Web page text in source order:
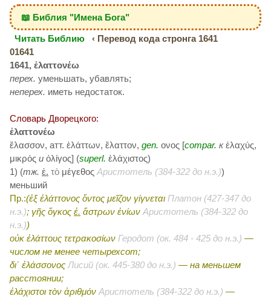
📖 Библия "Имена Бога"
Читать Библию
‹ Перевод кода стронга 1641
01641
1641, ἐλαττονέω
перех. уменьшать, убавлять;
неперех. иметь недостаток.
Словарь Дворецкого:
ἐλαττονέω
ἔλασσον, атт. ἐλάττων, ἔλαττον, gen. ονος [compar. кἐλαχύς,
μικρός и ὀλίγος] (superl. ἐλάχιστος)
1) (тж. ἐ. τὸ μέγεθος Аристотель (384-322 до н.э.))
меньший
Пр.:(ἐξ ἐλάττονος ὄντος μεῖζον γίγνεται Платон (427-347 до
н.э.); γῆς ὄγκος ἐ. ἄστρων ἐνίων Аристотель (384-322 до
н.э.))
οὐκ ἐλάττους τετρακοσίων Геродот (ок. 484 - 425 до н.э.) —
числом не менее четырехсот;
δι΄ ἐλάσσονος Лисий (ок. 445-380 до н.э.) — на меньшем
расстоянии;
ἐλάχιστοι τὸν ἀριθμόν Аристотель (384-322 до н.э.) —